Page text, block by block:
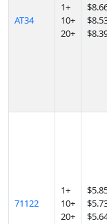
AT34
1+
10+
20+
$
$
$
71122
1+
10+
20+
$
$
$